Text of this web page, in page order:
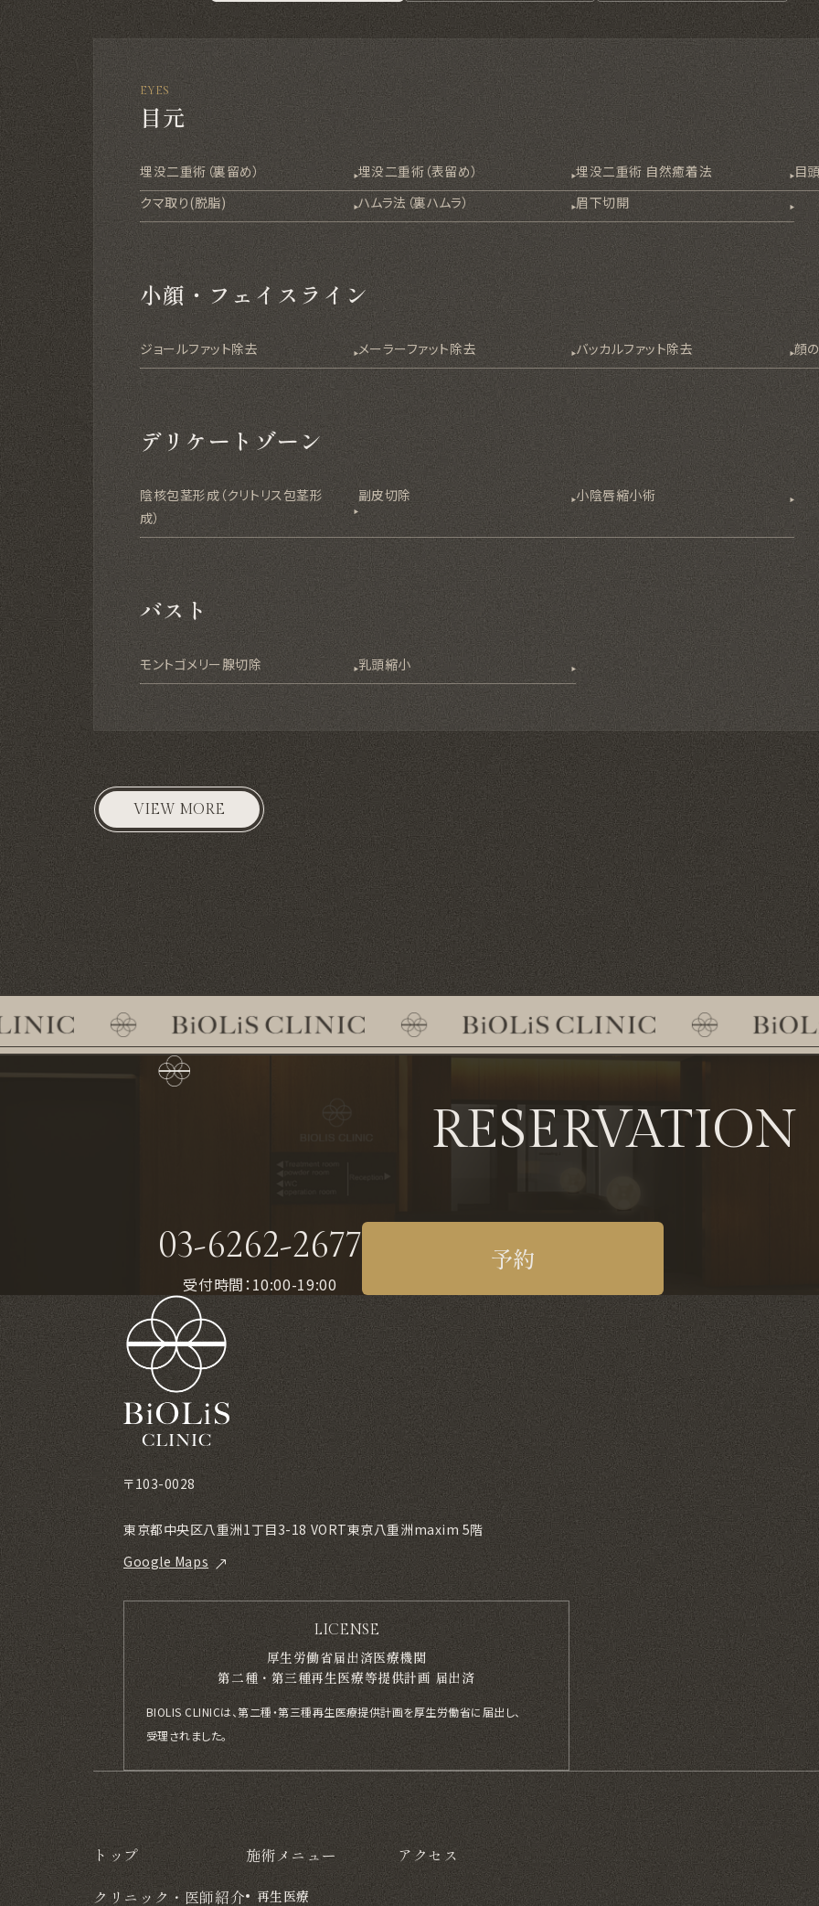
EYES
目元
埋没二重術（裏留め） 埋没二重術（表留め） 埋没二重術 自然癒着法
目
クマ取り(脱脂)
ハムラ法（裏ハムラ） 眉下切開
小顔・フェイスライン
ジョールファット除去 メーラーファット除去 バッカルファット除去 顔
デリケートゾーン
陰核包茎形成（クリトリス包茎形
成）
副皮切除 小陰唇縮小術
バスト
モントゴメリー腺切除 乳頭縮小
VIEW MORE
RESERVATION
03-6262-2677
受付時間：10:00-19:00
予約
〒103-0028
東京都中央区八重洲1丁目3-18 VORT東京八重洲maxim 5階
Google Maps
LICENSE
厚生労働省届出済医療機関
第二種・第三種再生医療等提供計画 届出済
BIOLIS CLINICは、第二種・第三種再生医療提供計画を厚生労働省に届出し、
受理されました。
トップ
クリニック・医師紹介
施術メニュー
再生医療
アクセス